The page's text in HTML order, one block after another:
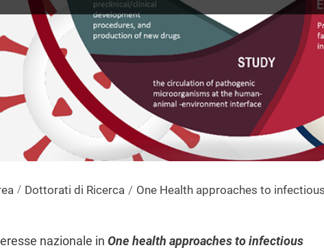
Dottorati di Ricerca One Health approaches to
nazionale in One health approaches to infectious